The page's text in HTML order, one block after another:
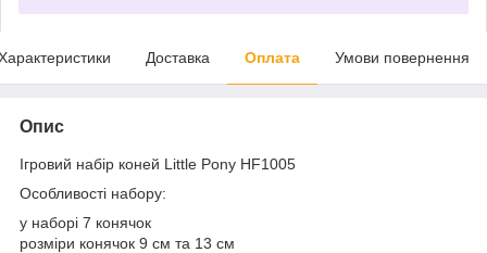
Доставка Оплата Умови повернення
Опис
Ігровий набір коней Little Pony HF1005
Особливості набору:
у наборі 7 конячок
розміри конячок 9 см та 13 см